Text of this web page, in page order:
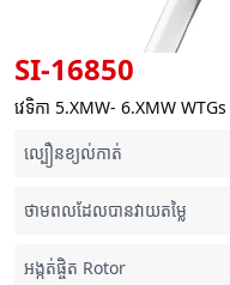
SI-16850
វេទិកា 5.XMW- 6.XMW WTGs
ល្បឿនខ្យល់កាត់
ថាមពលដែលបានវាយតម្លៃ
អង្កត់ផ្ចិត Rotor